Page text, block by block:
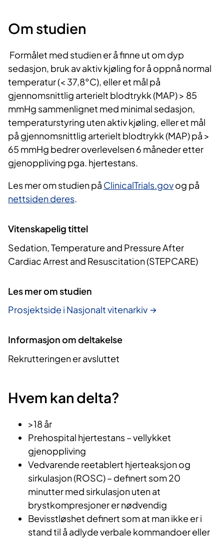
Om studien
Formålet med studien er å finne ut om dyp
sedasjon, bruk av aktiv kjøling for å oppnå normal
temperatur (< 37,8°C), eller et mål på
gjennomsnittlig arterielt blodtrykk (MAP) > 85
mmHg sammenlignet med minimal sedasjon,
temperaturstyring uten aktiv kjøling, eller et mål
på gjennomsnittlig arterielt blodtrykk (MAP) på >
65 mmHg bedrer overlevelsen 6 måneder etter
gjenoppliving pga. hjertestans.
Les mer om studien på ClinicalTrials.govog på
nettsiden deres.
Vitenskapelig tittel
Sedation, Temperature and Pressure After
Cardiac Arrest and Resuscitation (STEPCARE)
Les mer om studien
Prosjektside i Nasjonalt vitenarkiv
Informasjon om deltakelse
Rekrutteringen er avsluttet
Hvem kan delta?
>18 år
Prehospital hjertestans – vellykket
gjenoppliving
Vedvarende reetablert hjerteaksjon og
sirkulasjon (ROSC) – definert som 20
minutter med sirkulasjon uten at
brystkompresjoner er nødvendig
Bevisstløshet definert som at man ikke er i
stand til å adlyde verbale kommandoer eller